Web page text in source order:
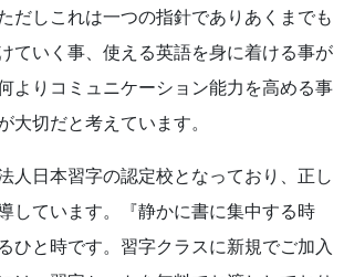
だしこれは一つの指針でありあくまでも
ていく事、使える英語を身に着ける事が
よりコミュニケーション能力を高める事
大切だと考えています。
人日本習字の認定校となっており、正し
しています。『静かに書に集中する時
ひと時です。習字クラスに新規でご加入